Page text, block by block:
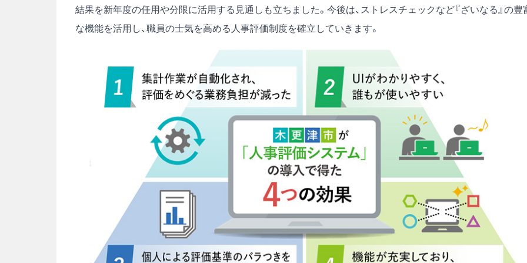
結果を新年度の任用や分限に活用する見通しも立ちました。今後は、ストレスチェックなど『ざいなる』の豊
な機能を活用し、職員の士気を高める人事評価制度を確立していきます。